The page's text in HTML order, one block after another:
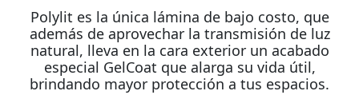
Polylit es la única lámina de bajo costo, que
además de aprovechar la transmisión de luz
natural, lleva en la cara exterior un acabado
especial GelCoat que alarga su vida útil,
brindando mayor protección a tus espacios.